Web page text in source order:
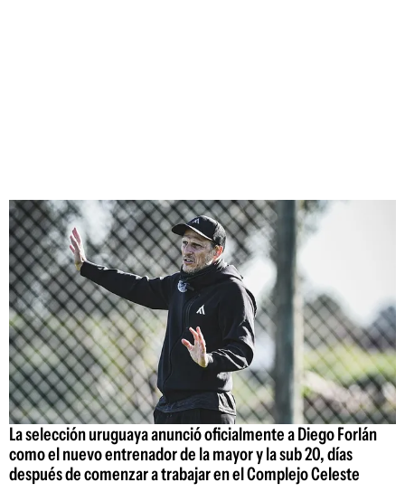
La selección uruguaya anunció oficialmente a Diego Forlán
como el nuevo entrenador de la mayor y la sub 20, días
después de comenzar a trabajar en el Complejo Celeste